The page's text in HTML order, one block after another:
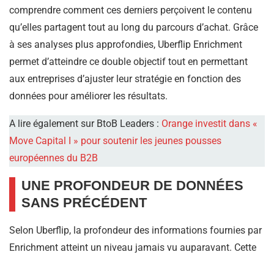
comprendre comment ces derniers perçoivent le contenu
qu’elles partagent tout au long du parcours d’achat. Grâce
à ses analyses plus approfondies, Uberflip Enrichment
permet d’atteindre ce double objectif tout en permettant
aux entreprises d’ajuster leur stratégie en fonction des
données pour améliorer les résultats.
A lire également sur BtoB Leaders : Orange investit dans «
Move Capital I » pour soutenir les jeunes pousses
européennes du B2B
UNE PROFONDEUR DE DONNÉES
SANS PRÉCÉDENT
Selon Uberflip, la profondeur des informations fournies par
Enrichment atteint un niveau jamais vu auparavant. Cette